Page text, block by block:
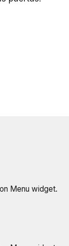
Menu widget.